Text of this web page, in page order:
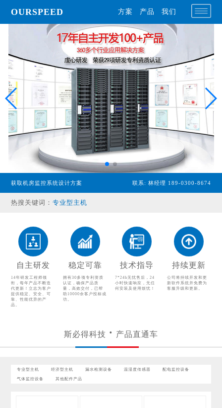
OURSPEED 方案 产品 我们
获取机房监控系统设计方案 联系: 林经理 189-0300-8674
热搜关键词：
专业型主机
经济型主机
温湿度传感器
配电监控设备
气体监控设备
其他配件产品
自主研发
14年研发工程师领
衔，每年产品不断迭
代更新！立志为客户
提供稳定、安全、可
靠、性能优异的产
品。
稳定可靠
拥有30多项专利资质
认证，确保产品质
量，高效交付，已帮
助10000余客户投标成
功。
技术指导
7*24h无忧售后，24
小时快速响应，无任
何安装及使用烦忧！
持续更新
公司将持续开发和更
新软件系统并免费为
客服升级和更新。
斯必得科技 产品直通车
专业型主机 经济型主机 漏水检测设备 温湿度传感器 配电监控设备
气体监控设备 其他配件产品